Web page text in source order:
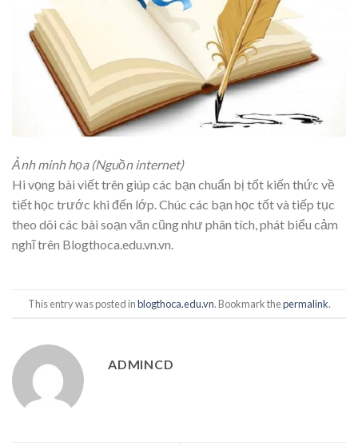
Ảnh minh họa (Nguồn internet)
Hi vọng bài viết trên giúp các bạn chuẩn bị tốt kiến thức về
tiết học trước khi đến lớp. Chúc các bạn học tốt và tiếp tục
theo dõi các bài soạn văn cũng như phân tích, phát biểu cảm
nghĩ trên Blogthoca.edu.vn.vn.
This entry was posted inblogthoca.edu.vn. Bookmark thepermalink.
ADMINCD